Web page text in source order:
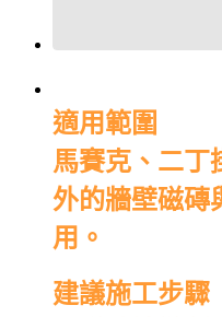
適用範圍
馬賽克、二丁
外的牆壁磁磚
用。
建議施工步驟